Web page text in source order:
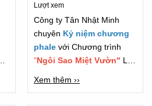
Miệt Vườn" 2022
Lượt xem
Công ty Tân Nhật Minh
chuyên Kỷ niệm chương
phale với Chương trình
"Ngôi Sao Miệt Vườn" Là
Xem thêm ››